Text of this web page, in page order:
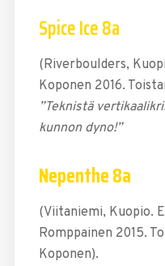
Spice Ice 8a
(Riverboulders,
Koponen 2016.
”Teknistä
kunnon dyno!”
Nepenthe 8a
(Viitaniemi, Kuopio.
Romppainen 2015.
Koponen).